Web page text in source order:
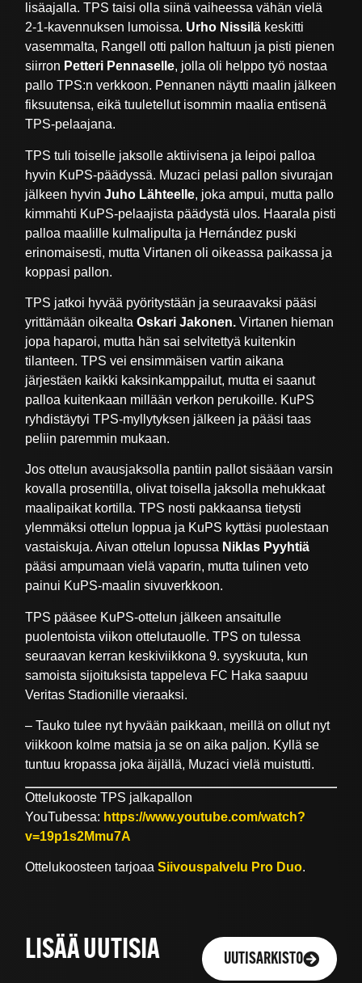
lisäajalla. TPS taisi olla siinä vaiheessa vähän vielä
2-1-kavennuksen lumoissa. Urho Nissilä keskitti
vasemmalta, Rangell otti pallon haltuun ja pisti pienen
siirron Petteri Pennaselle, jolla oli helppo työ nostaa
pallo TPS:n verkkoon. Pennanen näytti maalin jälkeen
fiksuutensa, eikä tuuletellut isommin maalia entisenä
TPS-pelaajana.
TPS tuli toiselle jaksolle aktiivisena ja leipoi palloa
hyvin KuPS-päädyssä. Muzaci pelasi pallon sivurajan
jälkeen hyvinJuho Lähteelle, joka ampui, mutta pallo
kimmahti KuPS-pelaajista päädystä ulos. Haarala pisti
palloa maalille kulmalipulta ja Hernández puski
erinomaisesti, mutta Virtanen oli oikeassa paikassa ja
koppasi pallon.
TPS jatkoi hyvää pyöritystään ja seuraavaksi pääsi
yrittämään oikealtaOskari Jakonen. Virtanen hieman
jopa haparoi, mutta hän sai selvitettyä kuitenkin
tilanteen. TPS vei ensimmäisen vartin aikana
järjestäen kaikki kaksinkamppailut, mutta ei saanut
palloa kuitenkaan millään verkon perukoille. KuPS
ryhdistäytyi TPS-myllytyksen jälkeen ja pääsi taas
peliin paremmin mukaan.
Jos ottelun avausjaksolla pantiin pallot sisääan varsin
kovalla prosentilla, olivat toisella jaksolla mehukkaat
maalipaikat kortilla. TPS nosti pakkaansa tietysti
ylemmäksi ottelun loppua ja KuPS kyttäsi puolestaan
vastaiskuja. Aivan ottelun lopussa Niklas Pyyhtiä
pääsi ampumaan vielä vaparin, mutta tulinen veto
painui KuPS-maalin sivuverkkoon.
TPS pääsee KuPS-ottelun jälkeen ansaitulle
puolentoista viikon ottelutauolle. TPS on tulessa
seuraavan kerran keskiviikkona 9. syyskuuta, kun
samoista sijoituksista tappeleva FC Haka saapuu
Veritas Stadionille vieraaksi.
– Tauko tulee nyt hyvään paikkaan, meillä on ollut nyt
viikkoon kolme matsia ja se on aika paljon. Kyllä se
tuntuu kropassa joka äijällä, Muzaci vielä muistutti.
Ottelukooste TPS jalkapallon
YouTubessa: https://www.youtube.com/watch?
v=19p1s2Mmu7A
Ottelukoosteen tarjoaaSiivouspalvelu Pro Duo.
LISÄÄ UUTISIA UUTISARKISTO